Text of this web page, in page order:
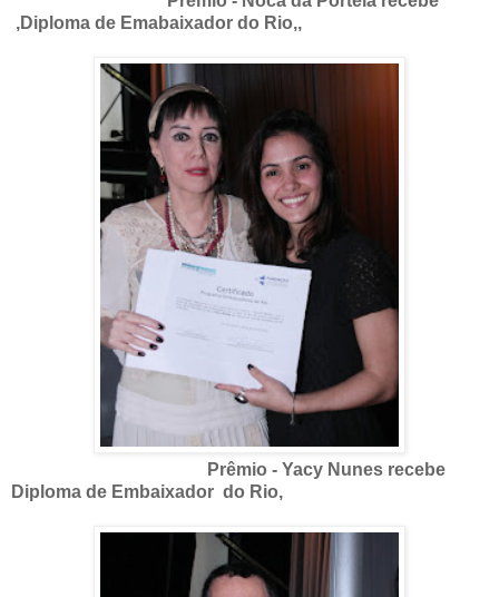
,Diploma de Emabaixador do Rio,,
Prêmio - Yacy Nunes recebe
Diploma de Embaixador do Rio,